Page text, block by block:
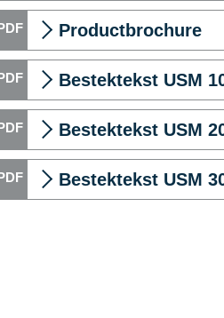
Productbrochure
Bestektekst USM
Bestektekst USM
Bestektekst USM